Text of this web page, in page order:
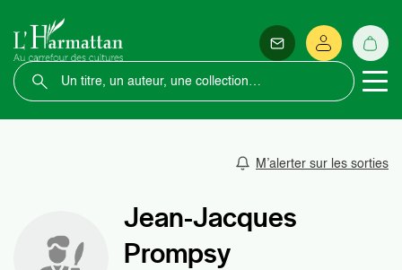
M’alerter sur les sorties
Jean-Jacques
Prompsy